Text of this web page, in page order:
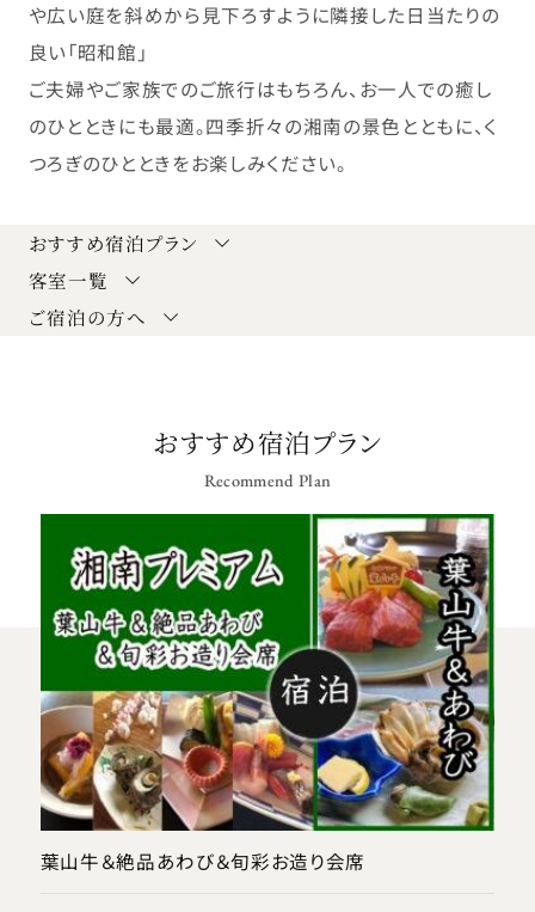
や広い庭を斜めから見下ろすように隣接した日当たりの
良い「昭和館」
ご夫婦やご家族でのご旅行はもちろん、お一人での癒し
のひとときにも最適。四季折々の湘南の景色とともに、く
つろぎのひとときをお楽しみください。
おすすめ宿泊プラン
客室一覧
ご宿泊の方へ
おすすめ宿泊プラン
Recommend Plan
葉山牛＆絶品あわび＆旬彩お造り会席